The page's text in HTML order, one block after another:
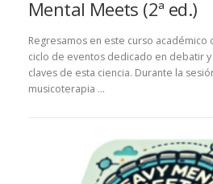
Mental Meets (2ª ed.)
Regresamos en este curso académico
ciclo de eventos dedicado en debatir
claves de esta ciencia. Durante la
musicoterapia …